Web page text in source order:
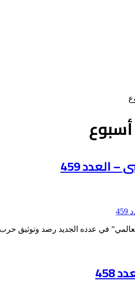
العدد 459
في عدده الجديد رصد وتوثيق حرب